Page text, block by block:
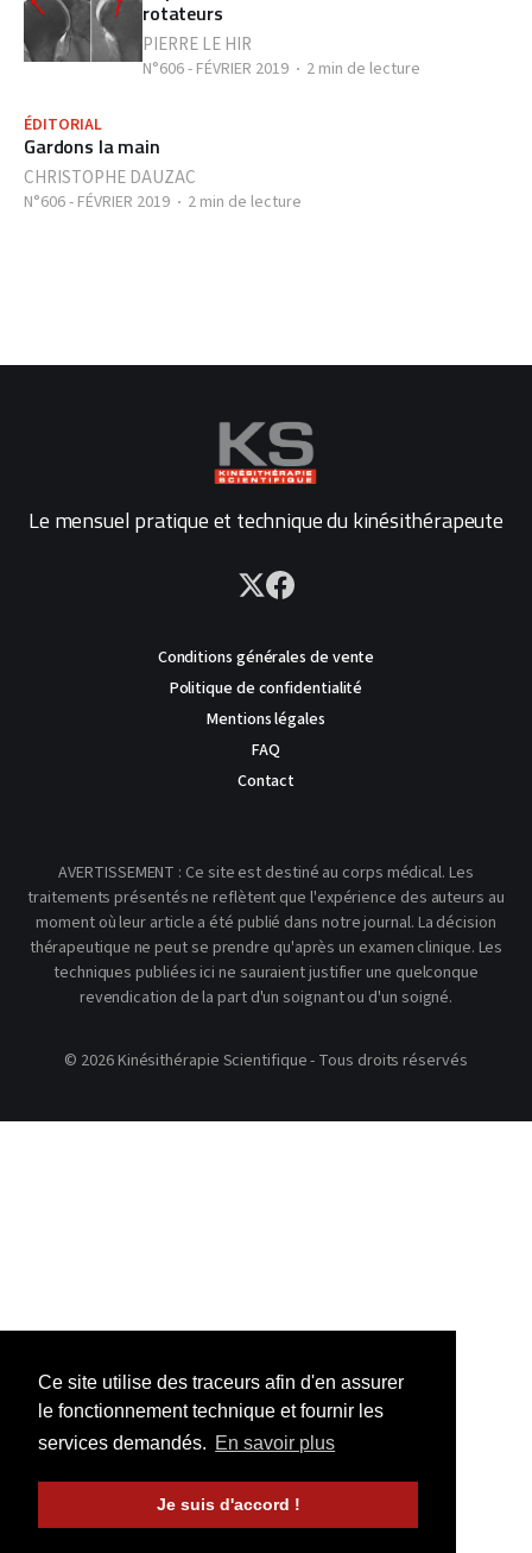
Ce site utilise des traceurs afin d'en assurer
le fonctionnement technique et fournir les
services demandés. En savoir plus
Je suis d'accord !
rotateurs
PIERRE LE HIR
N°606 - FÉVRIER 2019 2 min de lecture
ÉDITORIAL
Gardons la main
CHRISTOPHE DAUZAC
N°606 - FÉVRIER 2019 2 min de lecture
Le mensuel pratique et technique du kinésithérapeute
Conditions générales de vente
Politique de confidentialité
Mentions légales
FAQ
Contact
AVERTISSEMENT : Ce site est destiné au corps médical. Les
traitements présentés ne reflètent que l'expérience des auteurs au
moment où leur article a été publié dans notre journal. La décision
thérapeutique ne peut se prendre qu'après un examen clinique. Les
techniques publiées ici ne sauraient justifier une quelconque
revendication de la part d'un soignant ou d'un soigné.
© 2026 Kinésithérapie Scientifique - Tous droits réservés